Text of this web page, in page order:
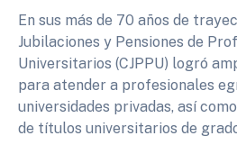
En sus más de 70 años de
Jubilaciones y Pensiones de
Universitarios (CJPPU) logró
para atender a profesionales
universidades privadas, así
de títulos universitarios de